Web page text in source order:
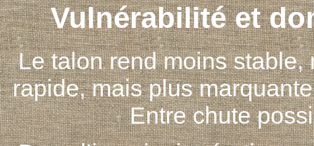
Vulnérabilité et
Le talon rend moins
rapide, mais plus
Entre chute